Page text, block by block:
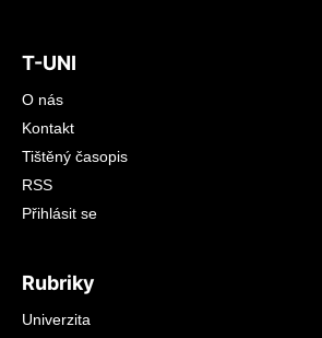
T-UNI
O nás
Kontakt
Tištěný časopis
RSS
Přihlásit se
Rubriky
Univerzita